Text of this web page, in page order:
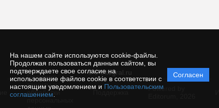
На нашем сайте используются cookie-файлы.
Продолжая пользоваться данным сайтом, вы
подтверждаете свое согласие на
использование файлов cookie в соответствии с
настоящим уведомлением и Пользовательским
соглашением
Согласен
© e-integral.ru
Политика
защиты и
обработки
Powered by